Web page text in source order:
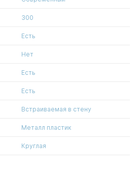
300
Есть
Нет
Есть
Есть
Встраиваемая в стену
Металл пластик
Круглая